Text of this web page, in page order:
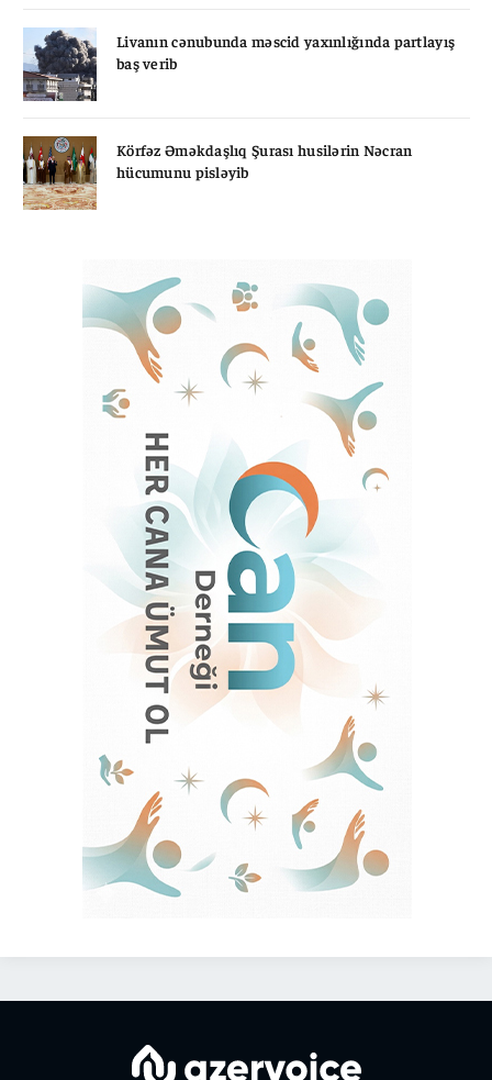
Livanın cənubunda məscid yaxınlığında partlayış
baş verib
Körfəz Əməkdaşlıq Şurası husilərin Nəcran
hücumunu pisləyib